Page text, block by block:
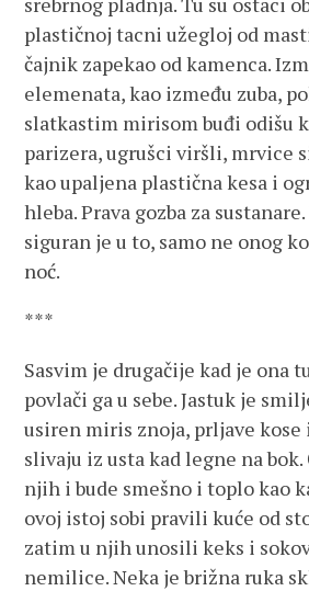
plastičnoj tacni užegloj od
čajnik zapekao od kamenca.
elemenata, kao između zuba,
slatkastim mirisom buđi odišu
parizera, ugrušci viršli, mrvice
kao upaljena plastična kesa i
hleba. Prava gozba za
siguran je u to, samo ne onog
noć.
***
Sasvim je drugačije kad je ona
povlači ga u sebe. Jastuk je
usiren miris znoja, prljave kose
slivaju iz usta kad legne na bok.
njih i bude smešno i toplo kao
ovoj istoj sobi pravili kuće od
zatim u njih unosili keks i
nemilice. Neka je brižna ruka